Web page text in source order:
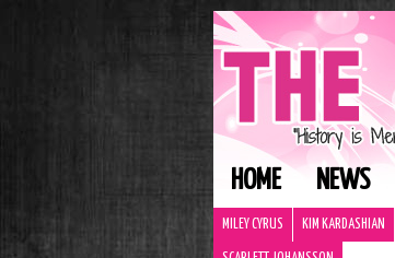
HOME NEWS
MILEY CYRUS KIM KARDASHIAN